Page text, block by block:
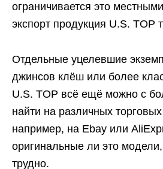
ограничивается это
экспорт продукция U.S. TOP
Отдельные уцелевшие
джинсов клёш или более
U.S. TOP всё ещё можно с
найти на различных
например, на Ebay или
оригинальные ли это модели,
трудно.